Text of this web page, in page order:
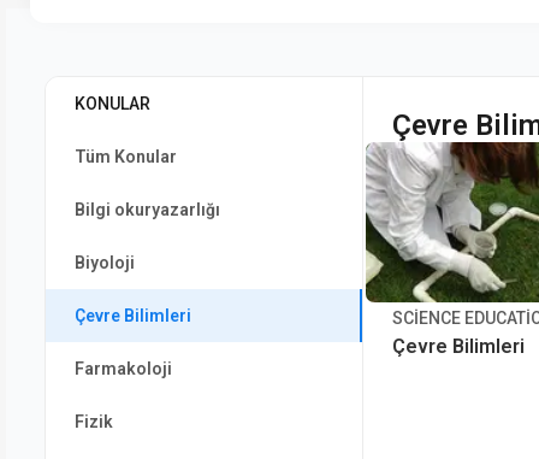
KONULAR
Tüm Konular
Bilgi okuryazarlığı
Biyoloji
Çevre Bilimleri
Farmakoloji
Fizik
Çevre
SCIENCE
Çevre Bilimleri